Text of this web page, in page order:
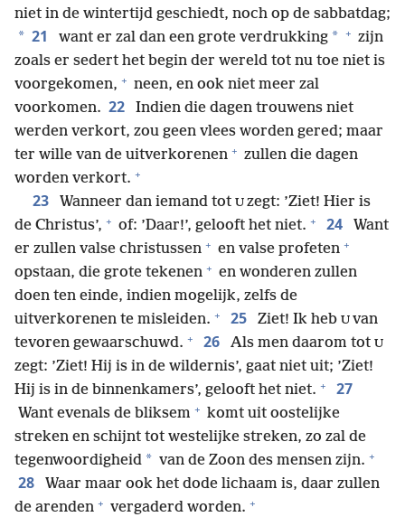
niet in de wintertijd geschiedt, noch op de sabbatdag;
* 21 want er zal dan een grote verdrukking * + zijn
zoals er sedert het begin der wereld tot nu toe niet is
voorgekomen, + neen, en ook niet meer zal
voorkomen. 22
Indien die dagen trouwens niet
werden verkort, zou geen vlees worden gered; maar
ter wille van de uitverkorenen + zullen die dagen
worden verkort. +
23 Wanneer dan iemand tot U zegt: ’Ziet! Hier is
de Christus’, + of: ’Daar!’, gelooft het niet. + 24
Want
er zullen valse christussen + en valse profeten +
opstaan, die grote tekenen + en wonderen zullen
doen ten einde, indien mogelijk, zelfs de
uitverkorenen te misleiden. + 25 Ziet! Ik heb U van
tevoren gewaarschuwd. + 26 Als men daarom tot U
zegt: ’Ziet! Hij is in de wildernis’, gaat niet uit; ’Ziet!
Hij is in de binnenkamers’, gelooft het niet. + 27
Want evenals de bliksem + komt uit oostelijke
streken en schijnt tot westelijke streken, zo zal de
tegenwoordigheid * van de Zoon des mensen zijn. +
28
Waar maar ook het dode lichaam is, daar zullen
de arenden + vergaderd worden. +